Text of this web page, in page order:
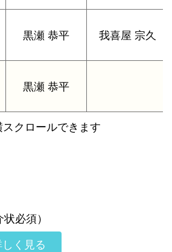
黒瀬 恭平 我喜屋 宗久
黒瀬 恭平
クロールできます
必須）
く見る